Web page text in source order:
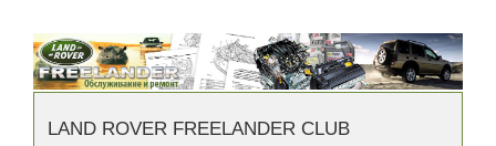
LAND ROVER FREELANDER CLUB